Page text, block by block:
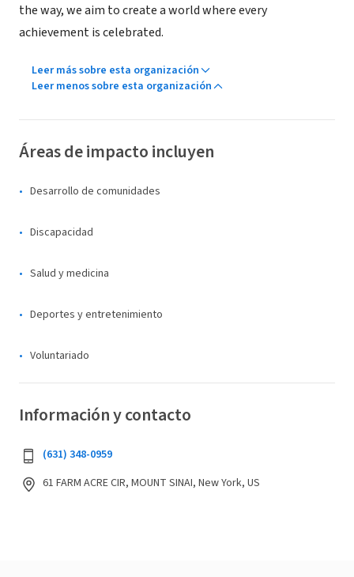
the way, we aim to create a world where every
achievement is celebrated.
Leer más sobre esta organización
Leer menos sobre esta organización
Áreas de impacto incluyen
Desarrollo de comunidades
Discapacidad
Salud y medicina
Deportes y entretenimiento
Voluntariado
Información y contacto
(631) 348-0959
61 FARM ACRE CIR, MOUNT SINAI, New York, US